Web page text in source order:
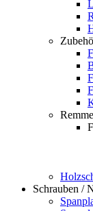
Schrauben /